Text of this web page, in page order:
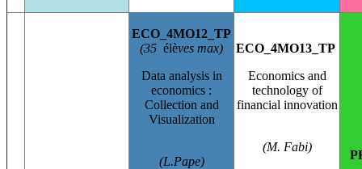
ECO_4MO12_TP
(35 élèves max)
Data analysis in
economics :
Collection and
Visualization
(L.Pape)
ECO_4MO13_TP
Economics and
technology of
financial innovation
(M. Fabi)